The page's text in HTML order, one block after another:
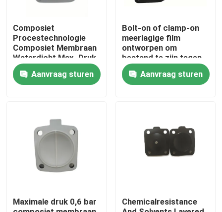
Over ons
Composiet
Procestechnologie
Composiet Membraan
Waterdicht Max. Druk
0,6 Bar Ontworpen
voor Langdurige
Prestaties
Aanvraag sturen
Bolt-on of clamp-on
meerlagige film
ontworpen om
bestand te zijn tegen
chemische stoffen en
oplosmiddelen die de
prestaties van
Aanvraag sturen
Maximale druk 0,6 bar
Chemicalresistance